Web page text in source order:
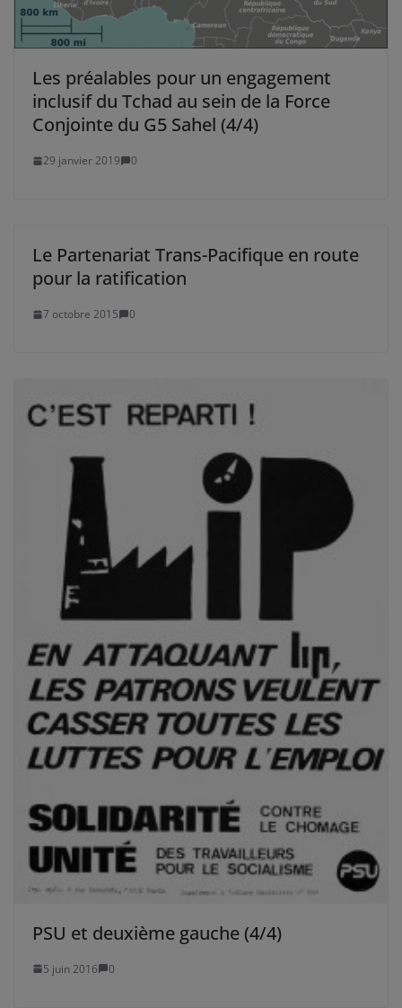
Les préalables pour un engagement
inclusif du Tchad au sein de la Force
Conjointe du G5 Sahel (4/4)
29 janvier 2019 0
Le Partenariat Trans-Pacifique en route
pour la ratification
7 octobre 2015 0
PSU et deuxième gauche (4/4)
5 juin 2016 0